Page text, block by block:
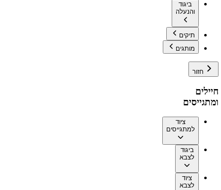
ביגוד
והנעלה
תיקים
מותגים
חזור
חיילים
ומתגייסים
ציוד
למתגייסים
ביגוד
לצבא
ציוד
לצבא